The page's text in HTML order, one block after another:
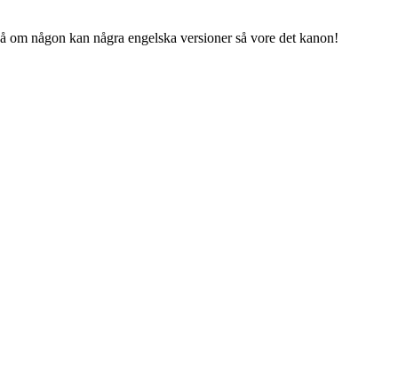
om någon kan några engelska versioner så vore det kanon!